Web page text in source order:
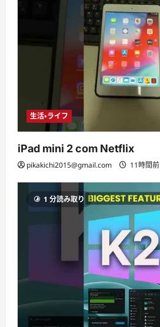
生活・ライフ
iPad mini 2 com Netflix
pikakichi2015@gmail.com 11時間前
1 分読み取り